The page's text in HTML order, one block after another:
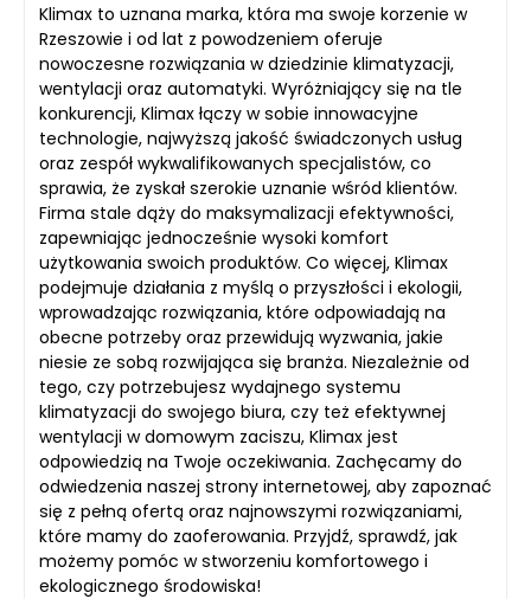
Klimax to uznana marka, która ma swoje korzenie w
Rzeszowie i od lat z powodzeniem oferuje
nowoczesne rozwiązania w dziedzinie klimatyzacji,
wentylacji oraz automatyki. Wyróżniający się na tle
konkurencji, Klimax łączy w sobie innowacyjne
technologie, najwyższą jakość świadczonych usług
oraz zespół wykwalifikowanych specjalistów, co
sprawia, że zyskał szerokie uznanie wśród klientów.
Firma stale dąży do maksymalizacji efektywności,
zapewniając jednocześnie wysoki komfort
użytkowania swoich produktów. Co więcej, Klimax
podejmuje działania z myślą o przyszłości i ekologii,
wprowadzając rozwiązania, które odpowiadają na
obecne potrzeby oraz przewidują wyzwania, jakie
niesie ze sobą rozwijająca się branża. Niezależnie od
tego, czy potrzebujesz wydajnego systemu
klimatyzacji do swojego biura, czy też efektywnej
wentylacji w domowym zaciszu, Klimax jest
odpowiedzią na Twoje oczekiwania. Zachęcamy do
odwiedzenia naszej strony internetowej, aby zapoznać
się z pełną ofertą oraz najnowszymi rozwiązaniami,
które mamy do zaoferowania. Przyjdź, sprawdź, jak
możemy pomóc w stworzeniu komfortowego i
ekologicznego środowiska!